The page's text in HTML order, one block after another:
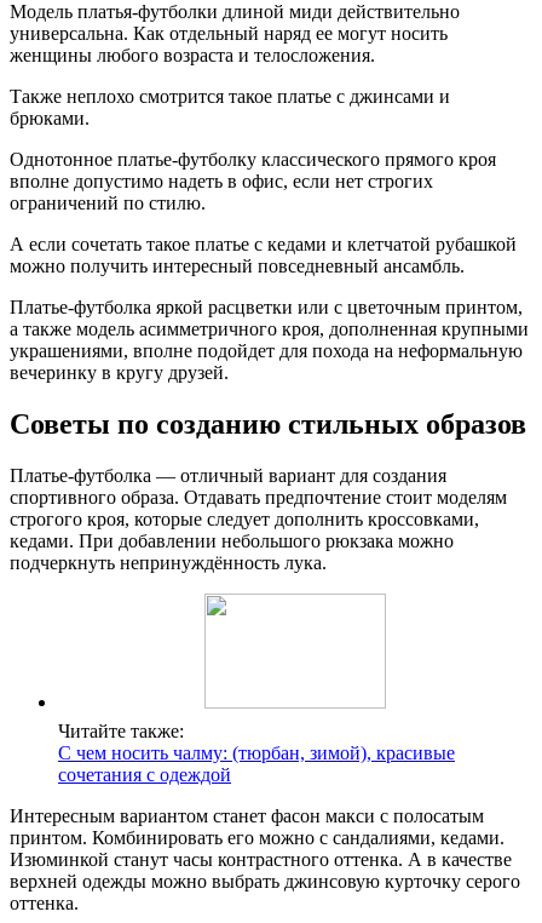
Модель платья-футболки длиной миди действительно
универсальна. Как отдельный наряд ее могут носить
женщины любого возраста и телосложения.
Также неплохо смотрится такое платье с джинсами и
брюками.
Однотонное платье-футболку классического прямого кроя
вполне допустимо надеть в офис, если нет строгих
ограничений по стилю.
А если сочетать такое платье с кедами и клетчатой рубашкой
можно получить интересный повседневный ансамбль.
Платье-футболка яркой расцветки или с цветочным принтом,
а также модель асимметричного кроя, дополненная крупными
украшениями, вполне подойдет для похода на неформальную
вечеринку в кругу друзей.
Советы по созданию стильных образов
Платье-футболка — отличный вариант для создания
спортивного образа. Отдавать предпочтение стоит моделям
строгого кроя, которые следует дополнить кроссовками,
кедами. При добавлении небольшого рюкзака можно
подчеркнуть непринуждённость лука.
Читайте также:
С чем носить чалму: (тюрбан, зимой), красивые
сочетания с одеждой
Интересным вариантом станет фасон макси с полосатым
принтом. Комбинировать его можно с сандалиями, кедами.
Изюминкой станут часы контрастного оттенка. А в качестве
верхней одежды можно выбрать джинсовую курточку серого
оттенка.